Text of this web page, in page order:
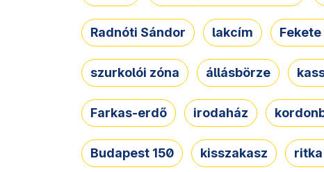
Radnóti Sándor lakcím Fekete
szurkolói zóna állásbörze
Farkas-erdő irodaház
Budapest 150 kisszakasz